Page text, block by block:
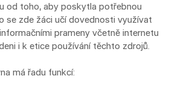
od toho, aby poskytla potřebnou
se zde žáci učí dovednosti využívat
prameny včetně internetu
i k etice používání těchto zdrojů.
má řadu funkcí: